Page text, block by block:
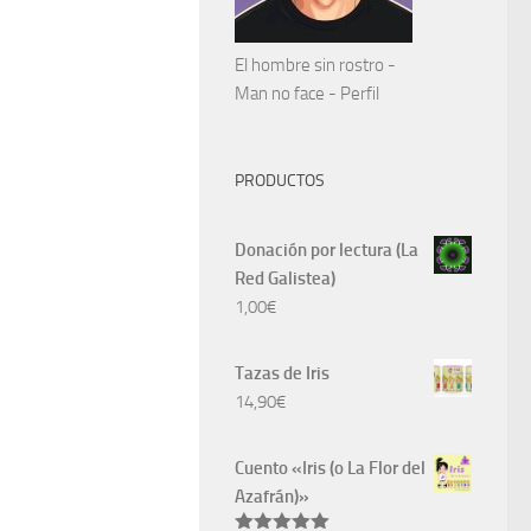
El hombre sin rostro -
Man no face - Perfil
PRODUCTOS
Donación por lectura (La
Red Galistea)
1,00€
Tazas de Iris
14,90€
Cuento «Iris (o La Flor del
Azafrán)»